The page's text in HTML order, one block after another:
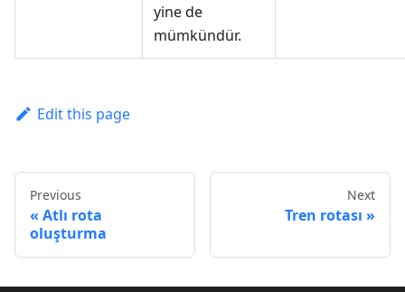
yine de
mümkündür.
Edit this page
Previous
Atlı rota
oluşturma
Next
Tren rotası